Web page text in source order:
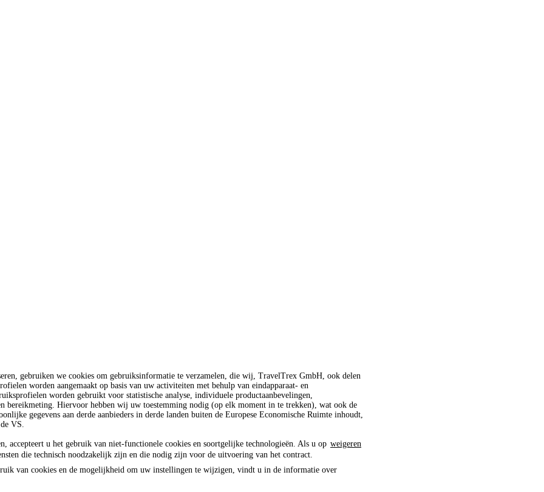
gebruiken we cookies om gebruiksinformatie te verzamelen, die wij, TravelTrex GmbH, ook delen
worden aangemaakt op basis van uw activiteiten met behulp van eindapparaat- en
worden gebruikt voor statistische analyse, individuele productaanbevelingen,
bereikmeting. Hiervoor hebben wij uw toestemming nodig (op elk moment in te trekken), wat ook de
gegevens aan derde aanbieders in derde landen buiten de Europese Economische Ruimte inhoudt,
VS.
accepteert u het gebruik van niet-functionele cookies en soortgelijke technologieën. Als u op weigeren
die technisch noodzakelijk zijn en die nodig zijn voor de uitvoering van het contract.
van cookies en de mogelijkheid om uw instellingen te wijzigen, vindt u in de informatie over